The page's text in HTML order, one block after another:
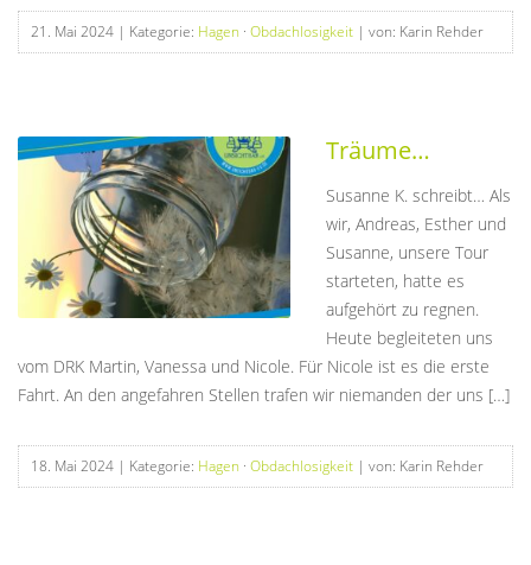
21. Mai 2024 | Kategorie: Hagen · Obdachlosigkeit | von: Karin Rehder
Träume…
Susanne K. schreibt… Als
wir, Andreas, Esther und
Susanne, unsere Tour
starteten, hatte es
aufgehört zu regnen.
Heute begleiteten uns
vom DRK Martin, Vanessa und Nicole. Für Nicole ist es die erste
Fahrt. An den angefahren Stellen trafen wir niemanden der uns […]
18. Mai 2024 | Kategorie: Hagen · Obdachlosigkeit | von: Karin Rehder